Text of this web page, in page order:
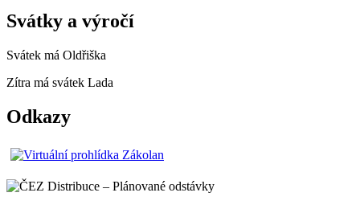
Svátky a výročí
Svátek má Oldřiška
Zítra má svátek Lada
Odkazy